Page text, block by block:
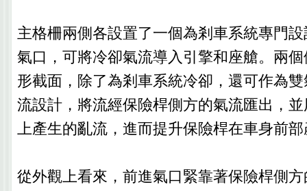
主格柵兩側各設置了一個為剎車系統專門
氣口，可將冷卻氣流導入引擎和座艙。兩
形截面，除了為剎車系統冷卻，還可作為
流設計，將流經保險桿側方的氣流匯出，
上產生的亂流，進而提升保險桿在車身前
從外觀上看來，前進氣口緊靠著保險桿側